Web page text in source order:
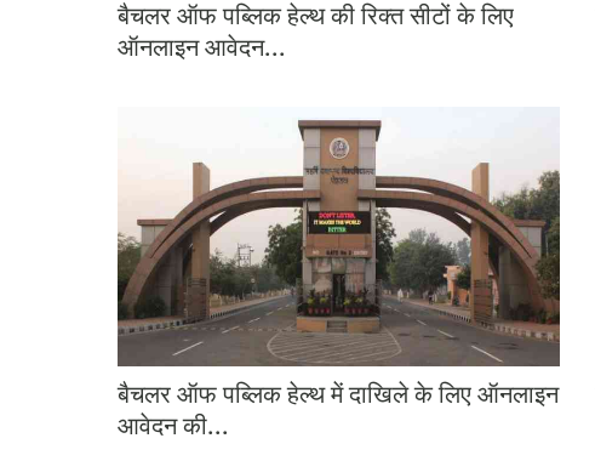
बैचलर ऑफ पब्लिक हेल्थ की रिक्त सीटों के लिए
ऑनलाइन आवेदन...
बैचलर ऑफ पब्लिक हेल्थ में दाखिले के लिए ऑनलाइन
आवेदन की...